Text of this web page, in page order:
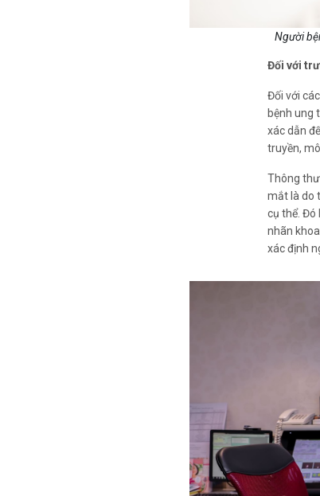
Người
Đối với
Đối với
bệnh ung
xác dẫn
truyền,
Thông
mắt là do
cụ thể. Đó
nhãn
xác định